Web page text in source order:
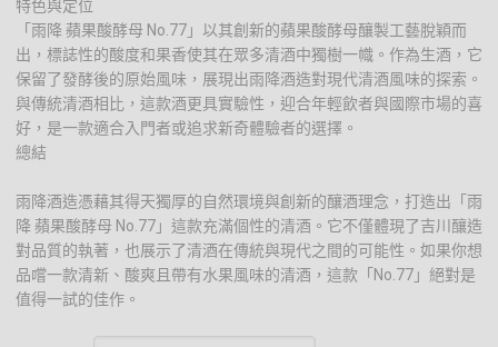
特色與定位
「雨降 蘋果酸酵母 No.77」以其創新的蘋果酸酵母釀製工藝脫穎而
出，標誌性的酸度和果香使其在眾多清酒中獨樹一幟。作為生酒，它
保留了發酵後的原始風味，展現出雨降酒造對現代清酒風味的探索。
與傳統清酒相比，這款酒更具實驗性，迎合年輕飲者與國際市場的喜
好，是一款適合入門者或追求新奇體驗者的選擇。
總結
雨降酒造憑藉其得天獨厚的自然環境與創新的釀酒理念，打造出「雨
降 蘋果酸酵母 No.77」這款充滿個性的清酒。它不僅體現了吉川釀造
對品質的執著，也展示了清酒在傳統與現代之間的可能性。如果你想
品嚐一款清新、酸爽且帶有水果風味的清酒，這款「No.77」絕對是
值得一試的佳作。